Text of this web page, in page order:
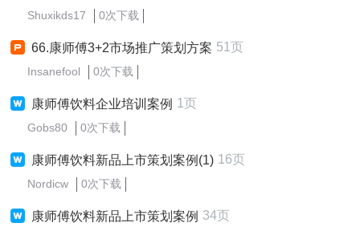
Shuxikds17 0次下载
66.康师傅3+2市场推广策划方案 51页
Insanefool 0次下载
康师傅饮料企业培训案例 1页
Gobs80 0次下载
康师傅饮料新品上市策划案例(1) 16页
Nordicw 0次下载
康师傅饮料新品上市策划案例 34页